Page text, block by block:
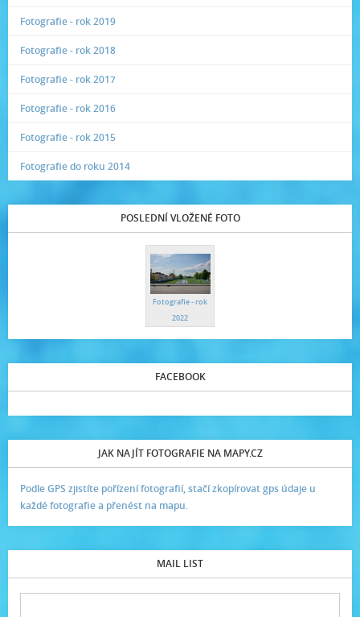
Fotografie - rok 2019
Fotografie - rok 2018
Fotografie - rok 2017
Fotografie - rok 2016
Fotografie - rok 2015
Fotografie do roku 2014
POSLEDNÍ VLOŽENÉ FOTO
Fotografie - rok
2022
FACEBOOK
JAK NAJÍT FOTOGRAFIE NA MAPY.CZ
Podle GPS zjistíte pořízení fotografií, stačí zkopírovat gps údaje u
každé fotografie a přenést na mapu.
MAIL LIST